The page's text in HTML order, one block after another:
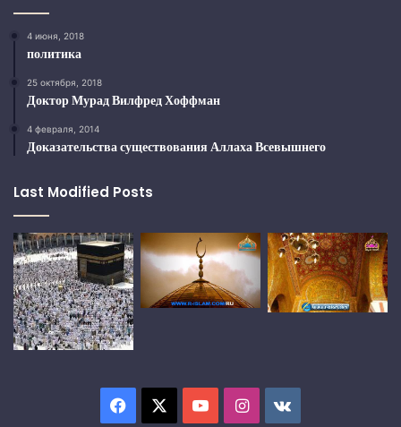
4 июня, 2018
политика
25 октября, 2018
Доктор Мурад Вилфред Хоффман
4 февраля, 2014
Доказательства существования Аллаха Всевышнего
Last Modified Posts
Facebook YouTubeInstagram